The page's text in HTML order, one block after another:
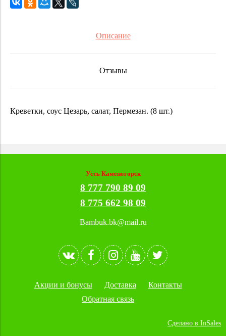
Описание
Отзывы
Креветки, соус Цезарь, салат, Пермезан. (8 шт.)
Усть Каменогорск
8 777 790 89 09
8 775 662 98 09
Bambuk.bk@mail.ru
Акции и бонусы Доставка
Контакты
Обратная связь
Сделано в InSales